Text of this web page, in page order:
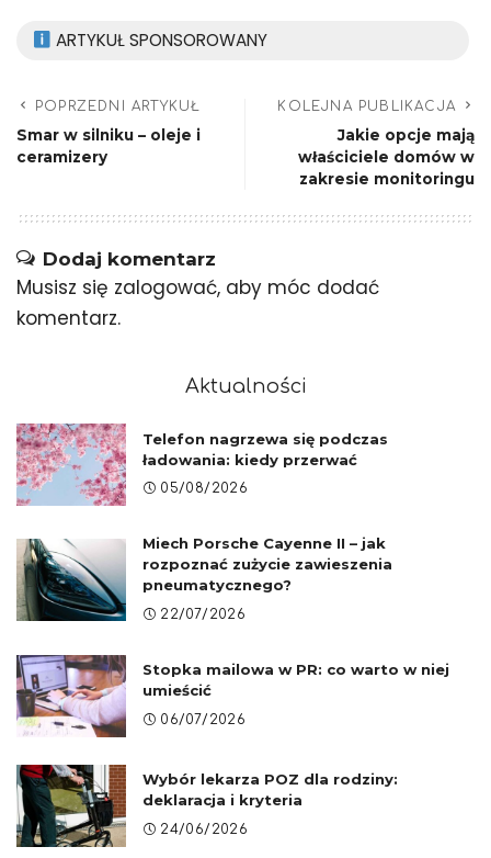
ARTYKUŁ SPONSOROWANY
POPRZEDNI ARTYKUŁ
Smar w silniku – oleje i
ceramizery
KOLEJNA PUBLIKACJA
Jakie opcje mają
właściciele domów w
zakresie monitoringu
Dodaj komentarz
Musisz się zalogować, aby móc dodać
komentarz.
Aktualności
Telefon nagrzewa się podczas
ładowania: kiedy przerwać
05/08/2026
Miech Porsche Cayenne II – jak
rozpoznać zużycie zawieszenia
pneumatycznego?
22/07/2026
Stopka mailowa w PR: co warto w niej
umieścić
06/07/2026
Wybór lekarza POZ dla rodziny:
deklaracja i kryteria
24/06/2026